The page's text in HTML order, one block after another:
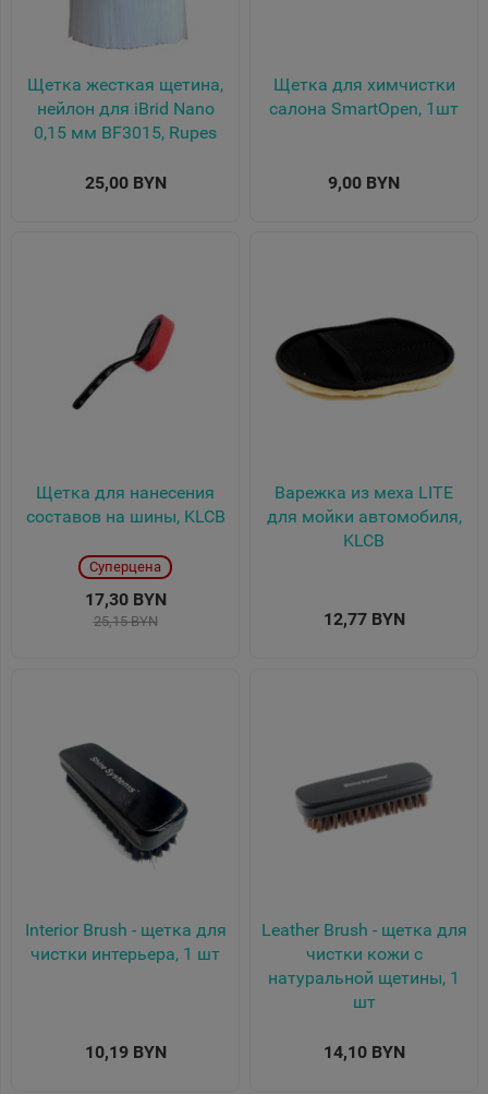
Щетка жесткая щетина,
нейлон для iBrid Nano
0,15 мм BF3015, Rupes
25,00 BYN
Щетка для химчистки
салона SmartOpen, 1шт
9,00 BYN
Щетка для нанесения
составов на шины, KLCB
Суперцена
17,30 BYN
25,15 BYN
Варежка из меха LITE
для мойки автомобиля,
KLCB
12,77 BYN
Interior Brush - щетка для
чистки интерьера, 1 шт
10,19 BYN
Leather Brush - щетка для
чистки кожи с
натуральной щетины, 1
шт
14,10 BYN